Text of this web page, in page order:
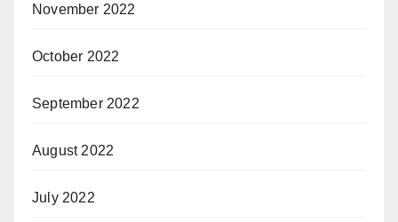
November 2022
October 2022
September 2022
August 2022
July 2022